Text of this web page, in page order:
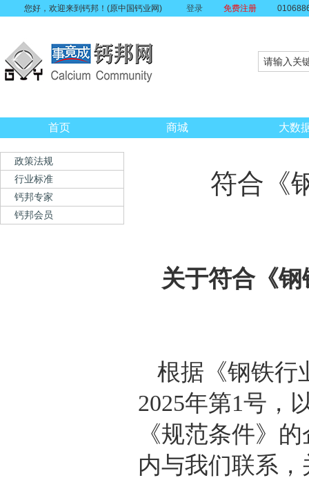
您好，欢迎来到钙邦！(原中国钙业网) 登录 免费注册
首页 商城 大数
政策法规
行业标准
钙邦专家
钙邦会员
符合《
关于符合《
根据《钢铁行
2025年第1号，
《规范条件》
内与我们联系